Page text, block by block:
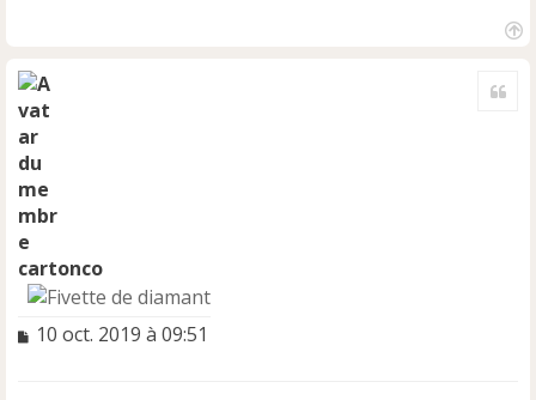
cartonco
M
10 oct. 2019 à 09:51